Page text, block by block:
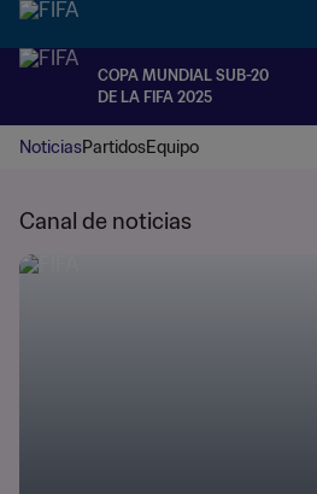
COPA MUNDIAL SUB-20
DE LA FIFA 2025
NoticiasPartidosEquipo
Canal de noticias